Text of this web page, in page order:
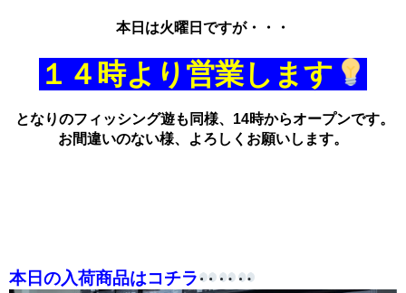
本日は火曜日ですが・・・
１４時より営業します
となりのフィッシング遊も同様、14時からオープンです。
お間違いのない様、よろしくお願いします。
本日の入荷商品はコチラ